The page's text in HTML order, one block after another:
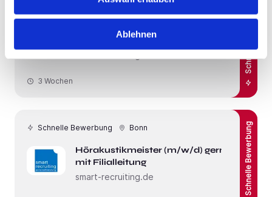
Ablehnen
Hörakustikmeister (m/w/d) gerne
mit Filialleitung
Schnelle Bewerbung
3 Wochen
Schnelle Bewerbung Bonn
Hörakustikmeister (m/w/d) gerne
mit Filialleitung
smart-recruiting.de
Schnelle Bewerbung